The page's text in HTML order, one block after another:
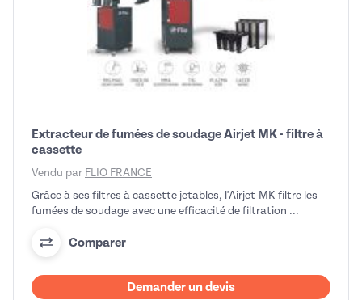
Extracteur de fumées de soudage Airjet MK - filtre à
cassette
Vendu par FLIO FRANCE
Grâce à ses filtres à cassette jetables, l'Airjet-MK filtre les
fumées de soudage avec une efficacité de filtration ...
Comparer
Demander un devis